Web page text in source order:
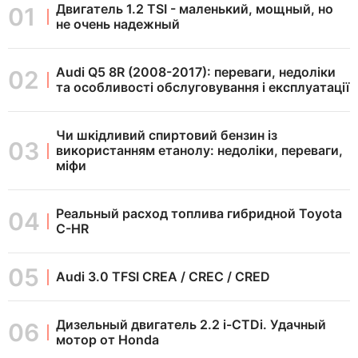
Двигатель 1.2 TSI - маленький, мощный, но
не очень надежный
Audi Q5 8R (2008-2017): переваги, недоліки
та особливості обслуговування і експлуатації
Чи шкідливий спиртовий бензин із
використанням етанолу: недоліки, переваги,
міфи
Реальный расход топлива гибридной Toyota
C-HR
Audi 3.0 TFSI CREA / CREC / CRED
Дизельный двигатель 2.2 i-CTDi. Удачный
мотор от Honda